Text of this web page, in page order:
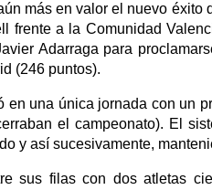
más en valor el nuevo
frente a la Comunidad
Adarraga para
(246 puntos).
en una única jornada con un
el campeonato). El
y así sucesivamente,
sus filas con dos atletas